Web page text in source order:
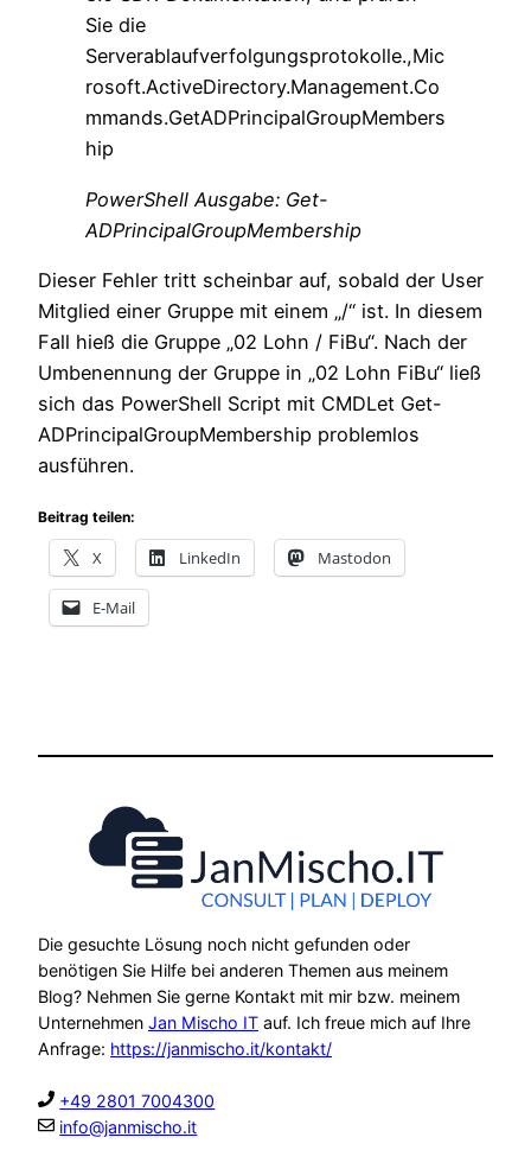
Sie die
Serverablaufverfolgungsprotokolle.,Mic
rosoft.ActiveDirectory.Management.Co
mmands.GetADPrincipalGroupMembers
hip
PowerShell Ausgabe: Get-
ADPrincipalGroupMembership
Dieser Fehler tritt scheinbar auf, sobald der User
Mitglied einer Gruppe mit einem „/“ ist. In diesem
Fall hieß die Gruppe „02 Lohn / FiBu“. Nach der
Umbenennung der Gruppe in „02 Lohn FiBu“ ließ
sich das PowerShell Script mit CMDLet Get-
ADPrincipalGroupMembership problemlos
ausführen.
Beitrag teilen:
X LinkedIn Mastodon
E-Mail
Die gesuchte Lösung noch nicht gefunden oder
benötigen Sie Hilfe bei anderen Themen aus meinem
Blog? Nehmen Sie gerne Kontakt mit mir bzw. meinem
Unternehmen Jan Mischo IT auf. Ich freue mich auf Ihre
Anfrage: https://janmischo.it/kontakt/
+49 2801 7004300
info@janmischo.it